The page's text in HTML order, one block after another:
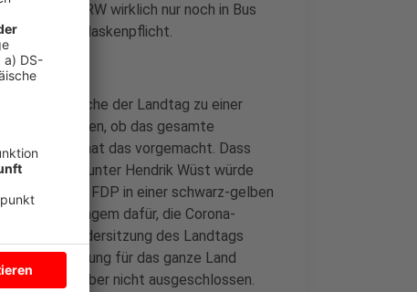
uns in NRW wirklich nur noch in Bus
eine Maskenpflicht.
dieser Woche der Landtag zu einer
entscheiden, ob das gesamte
hat das vorgemacht. Dass
Die CDU unter Hendrik Wüst würde
mit der FDP in einer schwarz-gelben
- seit langem dafür, die Corona-
es eine Sondersitzung des Landtags
Hotspotlösung für das ganze Land
wäre das aber nicht ausgeschlossen.